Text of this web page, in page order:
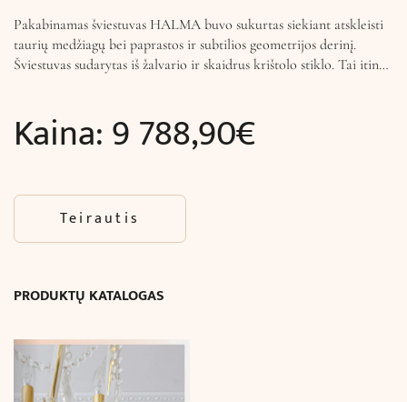
Pakabinamas šviestuvas HALMA buvo sukurtas siekiant atskleisti
taurių medžiagų bei paprastos ir subtilios geometrijos derinį.
Šviestuvas sudarytas iš žalvario ir skaidrus krištolo stiklo. Tai itin…
Kaina:9 788,90€
Teirautis
PRODUKTŲ KATALOGAS